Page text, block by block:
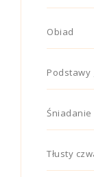
Obiad
Podstawy
Śniadanie
Tłusty